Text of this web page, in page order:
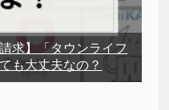
求】「タウンライフ
も大丈夫なの？